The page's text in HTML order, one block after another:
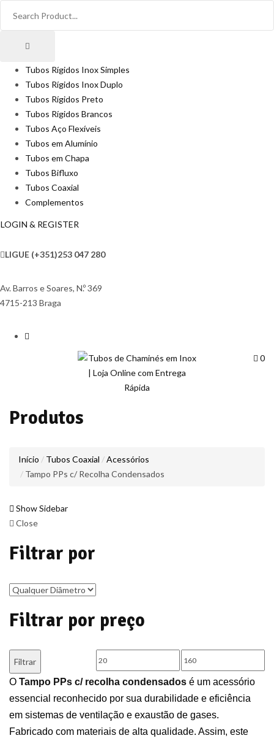
Tubos Rígidos Inox Simples
Tubos Rígidos Inox Duplo
Tubos Rígidos Preto
Tubos Rígidos Brancos
Tubos Aço Flexíveis
Tubos em Alumínio
Tubos em Chapa
Tubos Bifluxo
Tubos Coaxial
Complementos
LOGIN & REGISTER
LIGUE (+351)253 047 280
Av. Barros e Soares, N.º 369
4715-213 Braga
0
Produtos
Início Tubos Coaxial
Acessórios
Tampo PPs c/ Recolha Condensados
Show Sidebar
Close
Filtrar por
Filtrar por preço
Preço
mínimo
Preço
máximo
Filtrar
O Tampo PPs c/ recolha condensados é um acessório
essencial reconhecido por sua durabilidade e eficiência
em sistemas de ventilação e exaustão de gases.
Fabricado com materiais de alta qualidade. Assim, este